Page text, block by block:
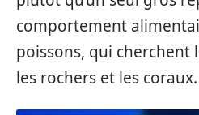
comportement
poissons, qui
les rochers et les coraux.